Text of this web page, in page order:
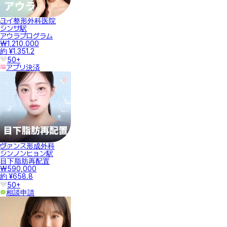
ユイ整形外科医院
シンサ駅
アウラプログラム
₩1,210,000
約 ¥1,351.2
50+
アプリ決済
ヴァンス形成外科
シンノンヒョン駅
目下脂肪再配置
₩590,000
約 ¥658.8
50+
相談申請